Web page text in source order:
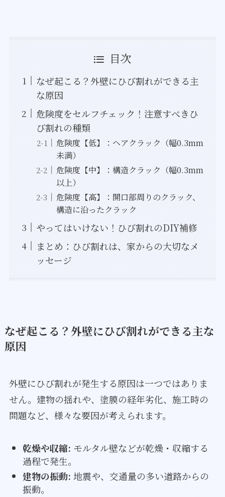
目次
なぜ起こる？外壁にひび割れができる主
な原因
危険度をセルフチェック！注意すべきひ
び割れの種類
危険度【低】：ヘアクラック（幅0.3mm
未満）
危険度【中】：構造クラック（幅0.3mm
以上）
危険度【高】：開口部周りのクラック、
構造に沿ったクラック
やってはいけない！ひび割れのDIY補修
まとめ：ひび割れは、家からの大切なメ
ッセージ
なぜ起こる？外壁にひび割れができる主な
原因
外壁にひび割れが発生する原因は一つではありま
せん。建物の揺れや、塗膜の経年劣化、施工時の
問題など、様々な要因が考えられます。
乾燥や収縮: モルタル壁などが乾燥・収縮する
過程で発生。
建物の振動: 地震や、交通量の多い道路からの
振動。